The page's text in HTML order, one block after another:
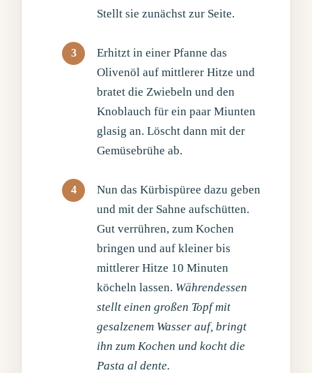
Stellt sie zunächst zur Seite.
Erhitzt in einer Pfanne das
Olivenöl auf mittlerer Hitze und
bratet die Zwiebeln und den
Knoblauch für ein paar Miunten
glasig an. Löscht dann mit der
Gemüsebrühe ab.
Nun das Kürbispüree dazu geben
und mit der Sahne aufschütten.
Gut verrühren, zum Kochen
bringen und auf kleiner bis
mittlerer Hitze 10 Minuten
köcheln lassen. Währendessen
stellt einen großen Topf mit
gesalzenem Wasser auf, bringt
ihn zum Kochen und kocht die
Pasta al dente.